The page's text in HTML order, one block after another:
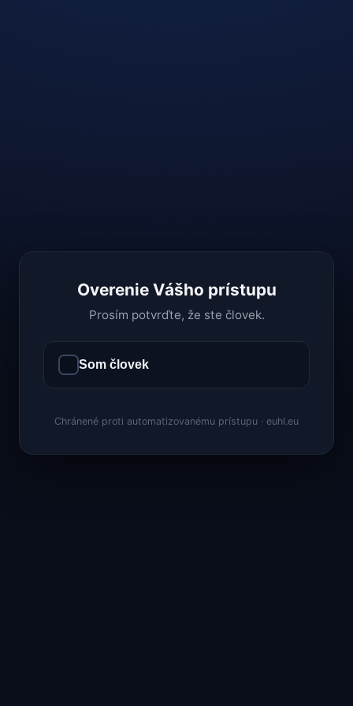
Overenie Vášho prístupu
Prosím potvrďte, že ste človek.
Som človek
Chránené proti automatizovanému prístupu · euhl.eu